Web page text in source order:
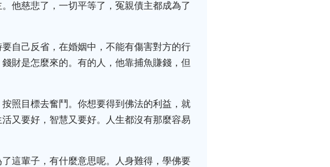
他慈悲了，一切平等了，冤親債主都成為了
自己反省，在婚姻中，不能有傷害對方的行
財是怎麼來的。有的人，他靠捕魚賺錢，但
照目標去奮鬥。你想要得到佛法的利益，就
又要好，智慧又要好。人生都沒有那麼容易
這輩子，有什麼意思呢。人身難得，學佛要